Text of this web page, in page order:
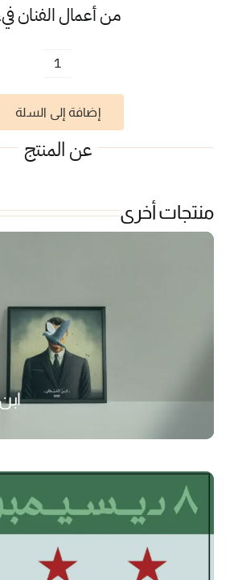
من أعمال الفنان
كمية
النور
في
قلبي
إضافة إلى السلة
عن المنتج
منتجات أخرى